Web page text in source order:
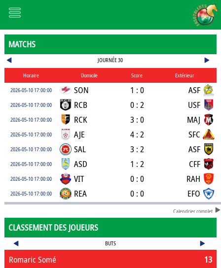
MATCHS
JOURNÉE 30
Horaire Domicile Score
Extérieur
2026-05-10 17:00:00
SON 1 : 0 ASF
2026-05-10 17:00:00 RCB 0 : 2 USF
2026-05-10 17:00:00 RCK 3 : 0 MAJ
2026-05-10 17:00:00 AJE 4 : 2 SFC
2026-05-10 17:00:00 SAL 3 : 2 ASF
2026-05-10 17:00:00 ASD 1 : 2 CFF
2026-05-10 17:00:00 VIT 0 : 0 RAH
2026-05-10 17:00:00 REA 0 : 0 EFO
Calendrier complet
CLASSEMENT DES JOUEURS
BUTS
13
Romaric Somé